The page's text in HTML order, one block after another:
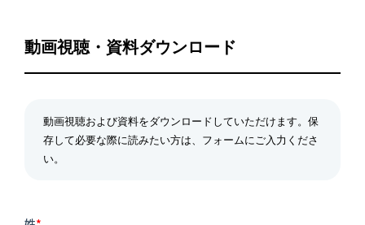
動画視聴・資料ダウンロード
動画視聴および資料をダウンロードしていただけます。保
存して必要な際に読みたい方は、フォームにご入力くださ
い。